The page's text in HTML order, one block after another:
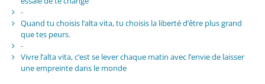
-
Quand tu choisis l’alta vita, tu choisis la liberté d’être plus grand
que tes peurs.
-
Vivre l’alta vita, c’est se lever chaque matin avec l’envie de laisser
une empreinte dans le monde